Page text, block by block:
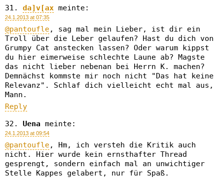
da]v[ax meinte:
24.1.2013 at 07:35
@pantoufle, sag mal mein Lieber, ist dir ein
Troll über die Leber gelaufen? Hast du dich von
Grumpy Cat anstecken lassen? Oder warum kippst
du hier eimerweise schlechte Laune ab? Magste
das nicht lieber nebenan bei Herrn K. machen?
Demnächst kommste mir noch nicht "Das hat keine
Relevanz". Schlaf dich vielleicht echt mal aus,
Mann.
Reply
Uena meinte:
24.1.2013 at 09:54
@pantoufle, Hm, ich versteh die Kritik auch
nicht. Hier wurde kein ernsthafter Thread
gesprengt, sondern einfach mal an unwichtiger
Stelle Kappes gelabert, nur für Spaß.